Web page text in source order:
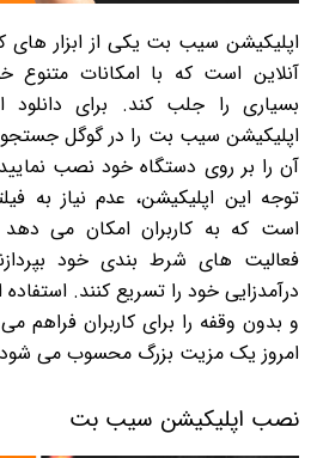
اپلیکیشن سیب بت یکی از ابزار های
آنلاین است که با امکانات متنوع
بسیاری را جلب کند. برای
اپلیکیشن سیب بت را در گوگل
آن را بر روی دستگاه خود نصب
توجه این اپلیکیشن، عدم نیاز به
است که به کاربران امکان می
فعالیت های شرط بندی خود
درآمدزایی خود را تسریع کنند.
و بدون وقفه را برای کاربران فراهم
امروز یک مزیت بزرگ محسوب می
نصب اپلیکیشن سیب بت